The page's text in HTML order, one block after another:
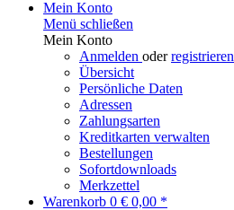
Mein Konto
Menü schließen
Mein Konto
Anmelden oderregistrieren
Übersicht
Persönliche Daten
Adressen
Zahlungsarten
Kreditkarten verwalten
Bestellungen
Sofortdownloads
Merkzettel
Warenkorb 0 € 0,00 *